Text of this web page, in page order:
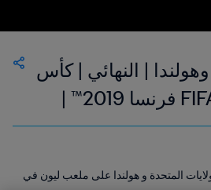
| النهائي | كأس
العالم للسيدات FIFA فرنسا 2019™ |
المتحدة و هولندا على ملعب ليون في